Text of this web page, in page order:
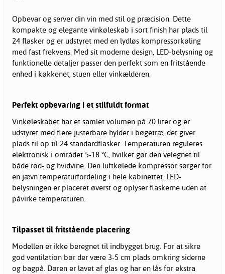
Opbevar og server din vin med stil og præcision. Dette
kompakte og elegante vinkøleskab i sort finish har plads til
24 flasker og er udstyret med en lydløs kompressorkøling
med fast frekvens. Med sit moderne design, LED-belysning og
funktionelle detaljer passer den perfekt som en fritstående
enhed i køkkenet, stuen eller vinkælderen.
Perfekt opbevaring i et stilfuldt format
Vinkøleskabet har et samlet volumen på 70 liter og er
udstyret med flere justerbare hylder i bøgetræ, der giver
plads til op til 24 standardflasker. Temperaturen reguleres
elektronisk i området 5-18 °C, hvilket gør den velegnet til
både rød- og hvidvine. Den luftkølede kompressor sørger for
en jævn temperaturfordeling i hele kabinettet. LED-
belysningen er placeret øverst og oplyser flaskerne uden at
påvirke temperaturen.
Tilpasset til fritstående placering
Modellen er ikke beregnet til indbygget brug. For at sikre
god ventilation bør der være 3-5 cm plads omkring siderne
og bagpå. Døren er lavet af glas og har en lås for ekstra